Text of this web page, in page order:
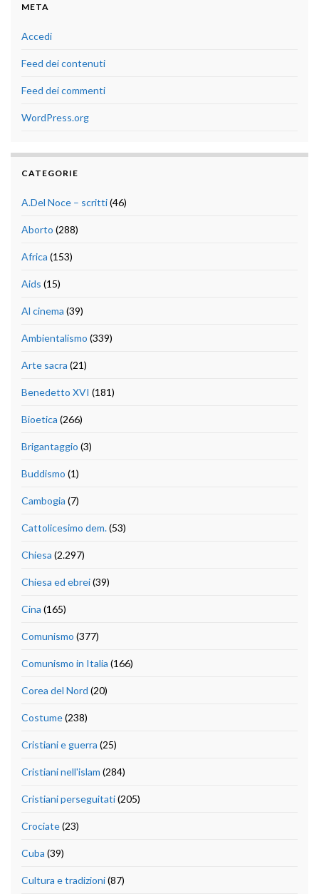
META
Accedi
Feed dei contenuti
Feed dei commenti
WordPress.org
CATEGORIE
A.Del Noce – scritti(46)
Aborto (288)
Africa (153)
Aids (15)
Al cinema (39)
Ambientalismo (339)
Arte sacra (21)
Benedetto XVI (181)
Bioetica (266)
Brigantaggio (3)
Buddismo (1)
Cambogia (7)
Cattolicesimo dem.(53)
Chiesa (2.297)
Chiesa ed ebrei(39)
Cina (165)
Comunismo (377)
Comunismo in Italia (166)
Corea del Nord (20)
Costume(238)
Cristiani e guerra (25)
Cristiani nell'islam (284)
Cristiani perseguitati(205)
Crociate(23)
Cuba (39)
Cultura e tradizioni(87)